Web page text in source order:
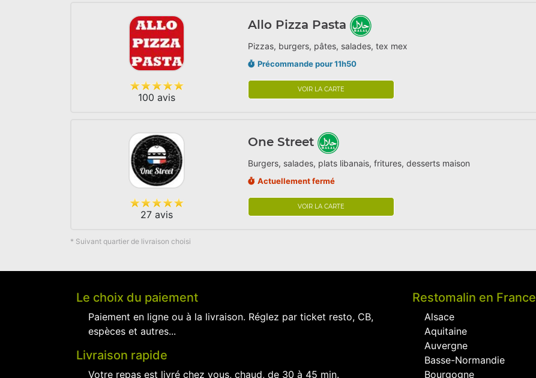
100 avis
Allo Pizza Pasta
Pizzas, burgers, pâtes, salades, tex mex
Précommande pour 11h50
VOIR LA CARTE
27 avis
One Street
Burgers, salades, plats libanais, fritures, desserts maison
Actuellement fermé
VOIR LA CARTE
* Suivant quartier de livraison choisi
Le choix du paiement
Paiement en ligne ou à la livraison. Réglez par ticket resto, CB,
espèces et autres...
Livraison rapide
Votre repas est livré chez vous, chaud, de 30 à 45 min.
Restomalin en France
Alsace
Aquitaine
Auvergne
Basse-Normandie
Bourgogne